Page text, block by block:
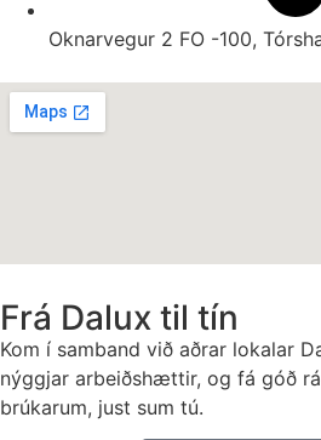
Oknarvegur 2 FO -100,
Frá Dalux til tín
Kom í samband við aðrar lokalar
nýggjar arbeiðshættir, og fá góð
brúkarum, just sum tú.